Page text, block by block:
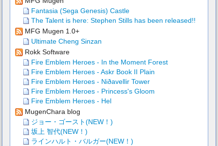
Fantasia (Sega Genesis) Castle
The Talent is here: Stephen Stills has been released!!
MFG Mugen 1.0+
Ultimate Cheng Sinzan
Rokk Software
Fire Emblem Heroes - In the Moment Forest
Fire Emblem Heroes - Askr Book II Plain
Fire Emblem Heroes - Niðavellir Tower
Fire Emblem Heroes - Princess's Gloom
Fire Emblem Heroes - Hel
MugenChara blog
ジョー・ゴースト(NEW！)
坂上 智代(NEW！)
ラインハルト・バルガー(NEW！)